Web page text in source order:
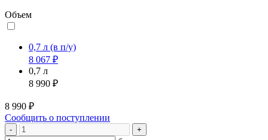
Объем
0,7 л (в п/у)
8 067 ₽
0,7 л
8 990 ₽
8 990 ₽
Сообщить о поступлении
- +